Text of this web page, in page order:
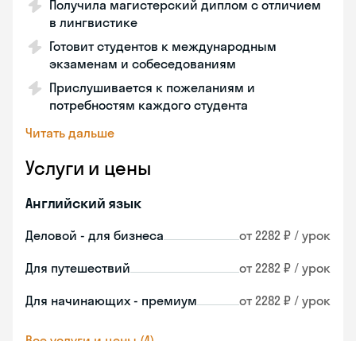
Получила магистерский диплом с отличием
в лингвистике
Готовит студентов к международным
экзаменам и собеседованиям
Прислушивается к пожеланиям и
потребностям каждого студента
Читать дальше
Услуги и цены
Английский язык
Деловой - для бизнеса от 2282 ₽ / урок
Для путешествий от 2282 ₽ / урок
Для начинающих - премиум от 2282 ₽ / урок